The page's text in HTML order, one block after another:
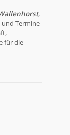
,
und Termine
für die